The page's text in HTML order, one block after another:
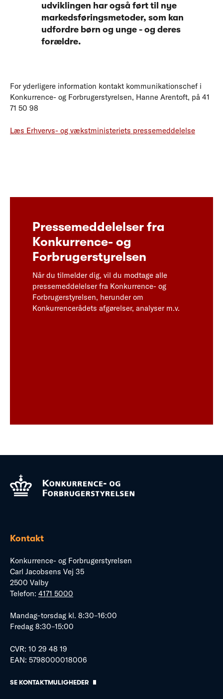
udviklingen har også ført til nye
markedsføringsmetoder, som kan
udfordre børn og unge - og deres
forældre.
For yderligere information kontakt kommunikationschef i
Konkurrence- og Forbrugerstyrelsen, Hanne Arentoft, på 41
71 50 98
Læs Erhvervs- og vækstministeriets pressemeddelelse
Pressemeddelelser fra
Konkurrence- og
Forbrugerstyrelsen
Når du tilmelder dig, vil du modtage alle
pressemeddelelser fra Konkurrence- og
Forbrugerstyrelsen, herunder om
Konkurrencerådets afgørelser, analyser m.v.
Kontakt
Konkurrence- og Forbrugerstyrelsen
Carl Jacobsens Vej 35
2500 Valby
Telefon: 4171 5000
Mandag–torsdag kl. 8:30–16:00
Fredag 8:30–15:00
CVR: 10 29 48 19
EAN: 5798000018006
SE KONTAKTMULIGHEDER